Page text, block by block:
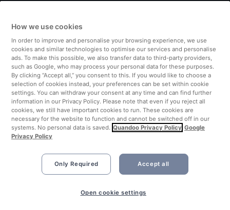
Book Now
Finland
United Kingdom
Turkey
Netherlands
Singapore
How we use cookies
In order to improve and personalise your browsing experience, we use
cookies and similar technologies to optimise our services and personalise
ads. To make this possible, we also transfer data to third-party providers,
such as Google, who may process your personal data for these purposes.
By clicking “Accept all,” you consent to this. If you would like to choose a
selection of cookies instead, your preferences can be set within cookie
settings. You can withdraw your consent at any time and can find further
information in our Privacy Policy. Please note that even if you reject all
cookies, we still have important cookies to run. These cookies are
necessary for the website to function and cannot be switched off in our
systems. No personal data is saved. Quandoo Privacy Policy Google
Privacy Policy
Only Required Accept all
Open cookie settings